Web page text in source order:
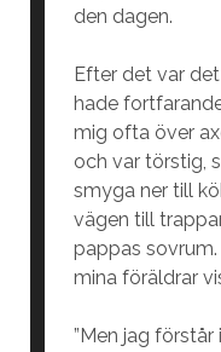
den dagen.
Efter det var
hade
mig ofta över
och var törstig,
smyga ner till
vägen till
pappas
mina föräldrar
”Men jag förstår